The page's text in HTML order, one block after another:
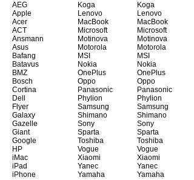
AEG
Apple
Acer
ACT
Ansmann
Asus
Bafang
Batavus
BMZ
Bosch
Cortina
Dell
Flyer
Galaxy
Gazelle
Giant
Google
HP
iMac
iPad
iPhone
Koga
Lenovo
MacBook
Microsoft
Motinova
Motorola
MSI
Nokia
OnePlus
Oppo
Panasonic
Phylion
Samsung
Shimano
Sony
Sparta
Toshiba
Vogue
Xiaomi
Yanec
Yamaha
Koga
Lenovo
MacBook
Microsoft
Motinova
Motorola
MSI
Nokia
OnePlus
Oppo
Panasonic
Phylion
Samsung
Shimano
Sony
Sparta
Toshiba
Vogue
Xiaomi
Yanec
Yamaha